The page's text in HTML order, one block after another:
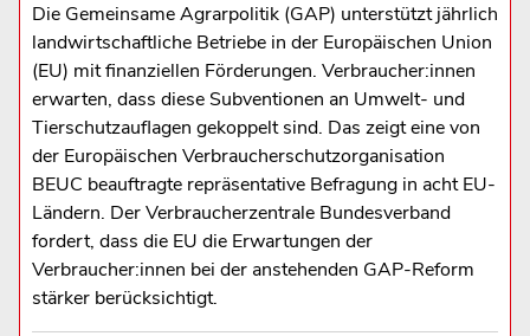
Die Gemeinsame Agrarpolitik (GAP) unterstützt jährlich
landwirtschaftliche Betriebe in der Europäischen Union
(EU) mit finanziellen Förderungen. Verbraucher:innen
erwarten, dass diese Subventionen an Umwelt- und
Tierschutzauflagen gekoppelt sind. Das zeigt eine von
der Europäischen Verbraucherschutzorganisation
BEUC beauftragte repräsentative Befragung in acht EU-
Ländern. Der Verbraucherzentrale Bundesverband
fordert, dass die EU die Erwartungen der
Verbraucher:innen bei der anstehenden GAP-Reform
stärker berücksichtigt.